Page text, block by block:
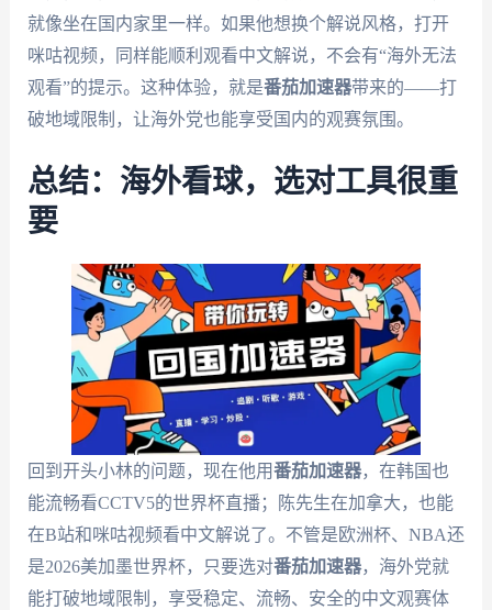
就像坐在国内家里一样。如果他想换个解说风格，打开
咪咕视频，同样能顺利观看中文解说，不会有“海外无法
观看”的提示。这种体验，就是番茄加速器带来的——打
破地域限制，让海外党也能享受国内的观赛氛围。
总结：海外看球，选对工具很重
要
回到开头小林的问题，现在他用番茄加速器，在韩国也
能流畅看CCTV5的世界杯直播；陈先生在加拿大，也能
在B站和咪咕视频看中文解说了。不管是欧洲杯、NBA还
是2026美加墨世界杯，只要选对番茄加速器，海外党就
能打破地域限制，享受稳定、流畅、安全的中文观赛体